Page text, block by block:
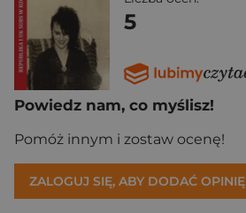
5
Powiedz nam, co myślisz!
Pomóż innym i zostaw ocenę!
ZALOGUJ SIĘ, ABY DODAĆ OPINIĘ